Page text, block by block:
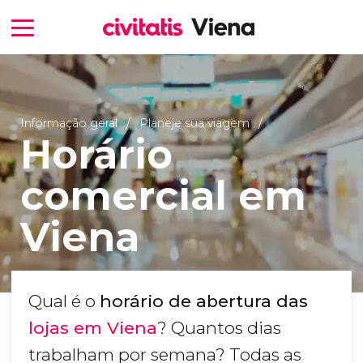
Informação geral Planeje sua viagem
Horário
comercial em
Viena
Qual é o horário de abertura das
lojas em Viena? Quantos dias
trabalham por semana? Todas as